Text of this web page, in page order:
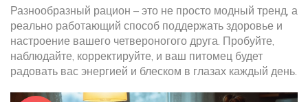
Разнообразный рацион – это не просто модный тренд, а
реально работающий способ поддержать здоровье и
настроение вашего четвероногого друга. Пробуйте,
наблюдайте, корректируйте, и ваш питомец будет
радовать вас энергией и блеском в глазах каждый день.